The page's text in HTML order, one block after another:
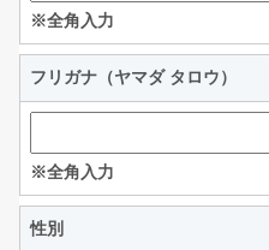
※全角入力
フリガナ（ヤマダ タロウ）
※全角入力
性別